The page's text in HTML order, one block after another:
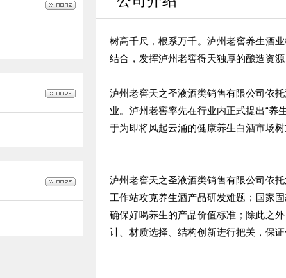
树高千尺，根系万千。泸州老窖养生酒
结合，发挥泸州老窖得天独厚的酿造资
泸州老窖天之圣液酒类销售有限公司依
业。泸州老窖率先在行业内正式提出“养
于为即将风起云涌的健康养生白酒市场树
泸州老窖天之圣液酒类销售有限公司依
工作站攻克养生酒产品研发难题；国家
确保好喝养生的产品价值标准；除此之
计、材质选择、结构创新进行把关，保证